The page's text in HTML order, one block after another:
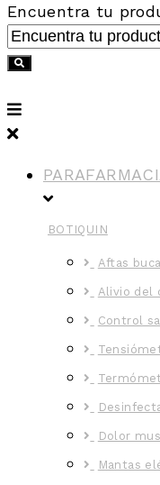
Encuentra tu
BOTIQUIN
Aftas
Alivio del
Control
Dolor
Mantas